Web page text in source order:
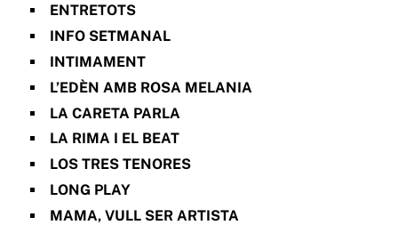
ENTRETOTS
INFO SETMANAL
INTIMAMENT
L’EDÈN AMB ROSA MELANIA
LA CARETA PARLA
LA RIMA I EL BEAT
LOS TRES TENORES
LONG PLAY
MAMA, VULL SER ARTISTA